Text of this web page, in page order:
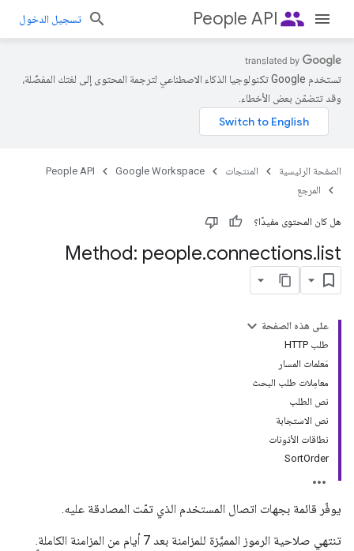
people
People API تسجيل الدخول
تستخدم Google تكنولوجيا الذكاء الاصطناعي لترجمة المحتوى إلى لغتك المفضّلة،
وقد تتضمّن بعض الأخطاء.
الصفحة الرئيسية المنتجات Google Workspace
People API
المرجع
هل كان المحتوى مفيدًا؟
Method: people.connections.list
على هذه الصفحة
طلب HTTP
مَعلمات المسار
معامِلات طلب البحث
نص الطلب
نص الاستجابة
نطاقات الأذونات
SortOrder
يوفّر قائمة بجهات اتصال المستخدم الذي تمّت المصادقة عليه.
تنتهي صلاحية الرموز المميَّزة للمزامنة بعد 7 أيام من المزامنة الكاملة.